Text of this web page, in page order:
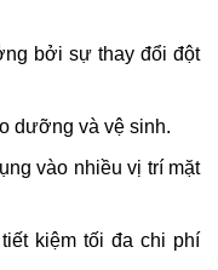
bởi sự thay đổi đột
dưỡng và vệ sinh.
vào nhiều vị trí mặt
kiệm tối đa chi phí